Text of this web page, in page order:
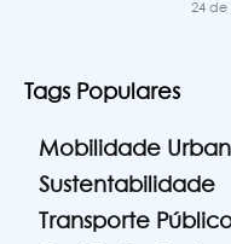
24 de
Tags Populares
Mobilidade
Sustentabilidade
Transporte